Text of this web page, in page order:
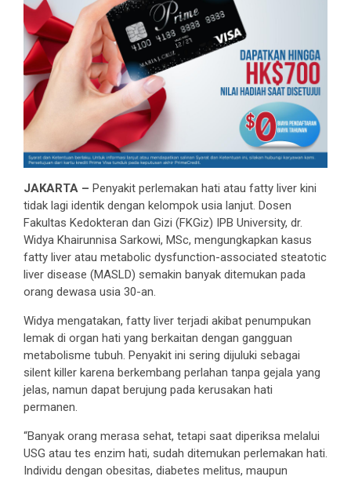
JAKARTA – Penyakit perlemakan hati atau fatty liver kini
tidak lagi identik dengan kelompok usia lanjut. Dosen
Fakultas Kedokteran dan Gizi (FKGiz) IPB University, dr.
Widya Khairunnisa Sarkowi, MSc, mengungkapkan kasus
fatty liver atau metabolic dysfunction-associated steatotic
liver disease (MASLD) semakin banyak ditemukan pada
orang dewasa usia 30-an.
Widya mengatakan, fatty liver terjadi akibat penumpukan
lemak di organ hati yang berkaitan dengan gangguan
metabolisme tubuh. Penyakit ini sering dijuluki sebagai
silent killer karena berkembang perlahan tanpa gejala yang
jelas, namun dapat berujung pada kerusakan hati
permanen.
“Banyak orang merasa sehat, tetapi saat diperiksa melalui
USG atau tes enzim hati, sudah ditemukan perlemakan hati.
Individu dengan obesitas, diabetes melitus, maupun